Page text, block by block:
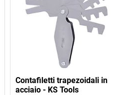
Contafiletti trapezoidali in
acciaio - KS Tools